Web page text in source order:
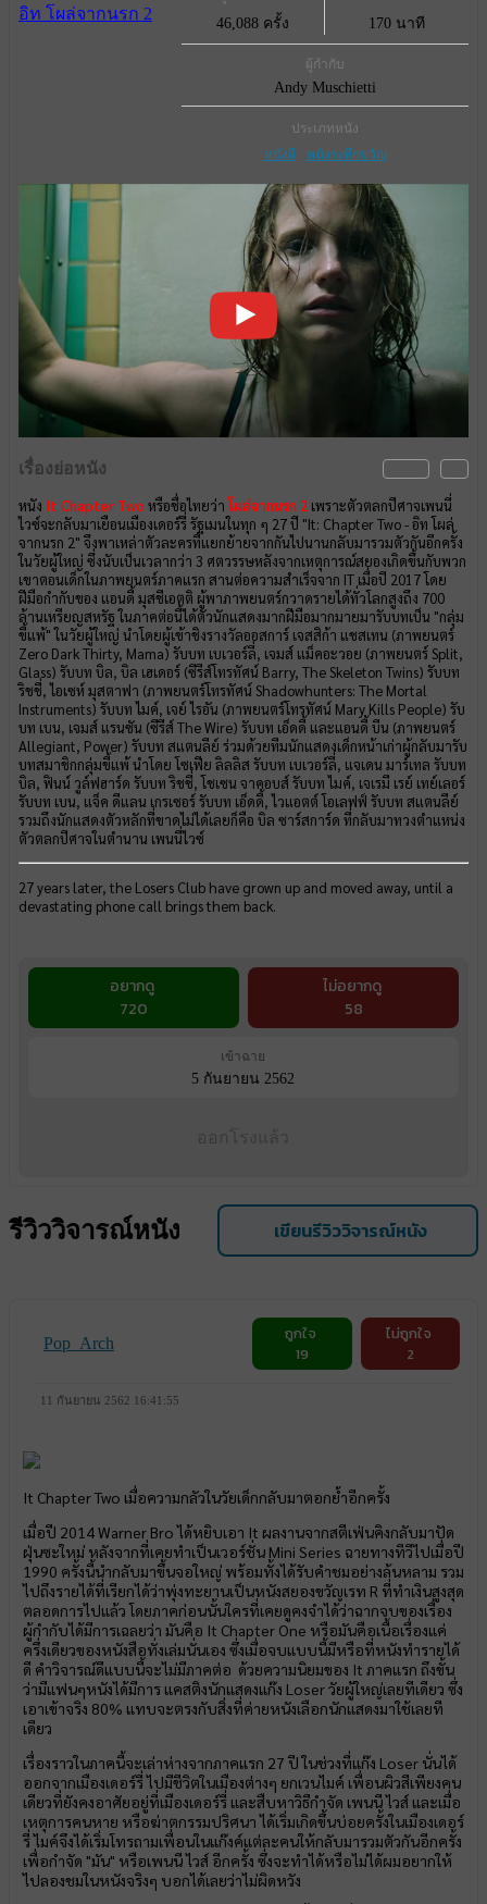
46,088 ครั้ง 170 นาที
ผู้กำกับ
Andy Muschietti
ประเภทหนัง
หนังผี
หนังระทึกขวัญ
เรื่องย่อหนัง
หนัง It Chapter Two หรือชื่อไทยว่าโผล่จากนรก 2 เพราะตัวตลกปีศาจเพนนี่
ไวซ์จะกลับมาเยือนเมืองเดอร์รี่ รัฐเมนในทุก ๆ 27 ปี "It: Chapter Two - อิท โผล่
จากนรก 2" จึงพาเหล่าตัวละครที่แยกย้ายจากกันไปนานกลับมารวมตัวกันอีกครั้ง
ในวัยผู้ใหญ่ ซึ่งนับเป็นเวลากว่า 3 ศตวรรษหลังจากเหตุการณ์สยองเกิดขึ้นกับพวก
เขาตอนเด็กในภาพยนตร์ภาคแรก สานต่อความสำเร็จจาก IT เมื่อปี 2017 โดย
ฝีมือกำกับของ แอนดี้ มุสชีเอตติ ผู้พาภาพยนตร์กวาดรายได้ทั่วโลกสูงถึง 700
ล้านเหรียญสหรัฐ ในภาคต่อนี้ได้ตัวนักแสดงมากฝีมือมากมายมารับบทเป็น "กลุ่ม
ขี้แพ้" ในวัยผู้ใหญ่ นำโดยผู้เข้าชิงรางวัลออสการ์ เจสสิก้า แชสเทน (ภาพยนตร์
Zero Dark Thirty, Mama) รับบท เบเวอร์ลี่, เจมส์ แม็คอะวอย (ภาพยนตร์ Split,
Glass) รับบท บิล, บิล เฮเดอร์ (ซีรีส์โทรทัศน์ Barry, The Skeleton Twins) รับบท
ริชชี่, ไอเซห์ มุสตาฟา (ภาพยนตร์โทรทัศน์ Shadowhunters: The Mortal
Instruments) รับบท ไมค์, เจย์ ไรอัน (ภาพยนตร์โทรทัศน์ Mary Kills People) รับ
บท เบน, เจมส์ แรนซัน (ซีรีส์ The Wire) รับบท เอ็ดดี้ และแอนดี้ บีน (ภาพยนตร์
Allegiant, Power) รับบท สแตนลีย์ ร่วมด้วยทีมนักแสดงเด็กหน้าเก่าผู้กลับมารับ
บทสมาชิกกลุ่มขี้แพ้ นำโดย โซเฟีย ลิลลิส รับบท เบเวอร์ลี่, แจเดน มาร์เทล รับบท
บิล, ฟินน์ วูล์ฟฮาร์ด รับบท ริชชี่, โชเซน จาคอบส์ รับบท ไมค์, เจเรมี เรย์ เทย์เลอร์
รับบท เบน, แจ็ค ดีแลน เกรเซอร์ รับบท เอ็ดดี้, ไวแอตต์ โอเลฟฟ์ รับบท สแตนลีย์
รวมถึงนักแสดงตัวหลักที่ขาดไม่ได้เลยก็คือ บิล ซาร์สการ์ด ที่กลับมาทวงตำแหน่ง
ตัวตลกปีศาจในตำนาน เพนนี่ไวซ์
27 years later, the Losers Club have grown up and moved away, until a
devastating phone call brings them back.
อยากดู
720
ไม่อยากดู
58
เข้าฉาย
5 กันยายน 2562
รีวิววิจารณ์หนัง เขียนรีวิววิจารณ์หนัง
Pop_Arch
ถูกใจ
19
ไม่ถูกใจ
2
11 กันยายน 2562 16:41:55
It Chapter Two เมื่อความกลัวในวัยเด็กกลับมาตอกย้ำอีกครั้ง
เมื่อปี 2014 Warner Bro ได้หยิบเอา It ผลงานจากสตีเฟ่นคิงกลับมาปัด
ฝุ่นซะใหม่ หลังจากที่เคยทำเป็นเวอร์ชั่น Mini Series ฉายทางทีวีไปเมื่อปี
1990 ครั้งนี้นำกลับมาขึ้นจอใหญ่ พร้อมทั้งได้รับคำชมอย่างล้นหลาม รวม
ไปถึงรายได้ที่เรียกได้ว่าพุ่งทะยานเป็นหนังสยองขวัญเรท R ที่ทำเงินสูงสุด
ตลอดการไปแล้ว โดยภาคก่อนนั้นใครที่เคยดูคงจำได้ว่าฉากจบของเรื่อง
ผู้กำกับได้มีการเฉลยว่า มันคือ It Chapter One หรือมันคือเนื้อเรื่องแค่
ครึ่งเดียวของหนังสือทั่งเล่มนั่นเอง ซึ่งเมื่อจบแบบนี้มีหรือที่หนังทำรายได้
ดี คำวิจารณ์ดีแบบนี้จะไม่มีภาคต่อ ด้วยความนิยมของ It ภาคแรก ถึงขั้น
ว่ามีแฟนๆหนังได้มีการ แคสติงนักแสดงแก๊ง Loser วัยผู้ใหญ่เลยทีเดียว ซึ่ง
เอาเข้าจริง 80% แทบจะตรงกับสิ่งที่ค่ายหนังเลือกนักแสดงมาใช้เลยที
เดียว
เรื่องราวในภาคนี้จะเล่าห่างจากภาคแรก 27 ปี ในช่วงที่แก๊ง Loser นั่นได้
ออกจากเมืองเดอร์รี่ ไปมีชีวิตในเมืองต่างๆ ยกเวนไมค์ เพื่อนผิวสีเพียงคน
เดียวที่ยังคงอาศัยอยู่ที่เมืองเดอร์รี่ และสืบหาวิธีกำจัด เพนนี ไวส์ และเมื่อ
เหตุการคนหาย หรือฆ่าตกรรมปริศนา ได้เริ่มเกิดขึ้นบ่อยครั้งในเมืองเดอร์
รี่ ไมค์จึงได้เริ่มโทรถามเพื่อนในแก๊งค์แต่ละคนให้กลับมารวมตัวกันอีกครั้ง
เพื่อกำจัด "มัน" หรือเพนนี ไวส์ อีกครั้ง ซึ่งจะทำได้หรือไม่ได้ผมอยากให้
ไปลองชมในหนังจริงๆ บอกได้เลยว่าไม่ผิดหวัง